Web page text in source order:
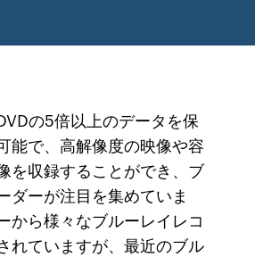
の5倍以上のデータを保
能で、高解像度の映像や容
を収録することができ、ブ
ダーが注目を集めていま
から様々なブルーレイレコ
れていますが、最近のブル